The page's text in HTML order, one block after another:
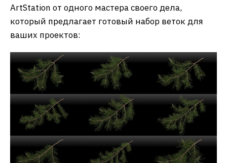
ArtStation от одного мастера своего дела,
который предлагает готовый набор веток для
ваших проектов: